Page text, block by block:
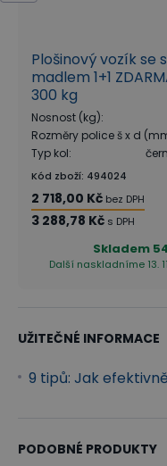
Plošinový vozík se
madlem 1+1
300 kg
Nosnost (kg):
Rozměry police š x d
Typ kol:
Kód zboží: 494024
2 718,00 Kč bez DPH
3 288,78 Kč s DPH
Skladem
Další naskladníme 13.
UŽITEČNÉ INFORMACE
9 tipů: Jak
PODOBNÉ PRODUKTY